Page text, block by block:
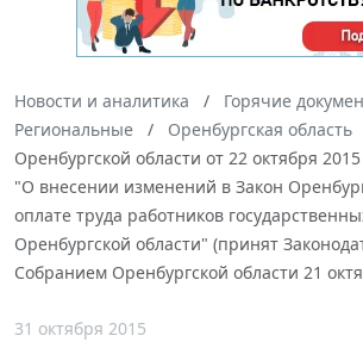
Новости и аналитика
Горячие
Региональные
Оренбургская область
Оренбургской области от 22 октября
"О внесении изменений в Закон
оплате труда работников
Оренбургской области" (принят
Собранием Оренбургской области 21
31 октября 2015